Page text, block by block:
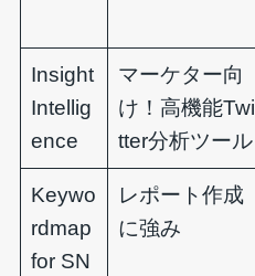
Insight
Intellig
ence
マーケター向
け！高機能Twi
tter分析ツール
Keywo
rdmap
for SN
レポート作成
に強み